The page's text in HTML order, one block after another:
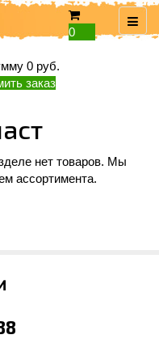
0
0 руб.
заказ
нет товаров. Мы
ассортимента.